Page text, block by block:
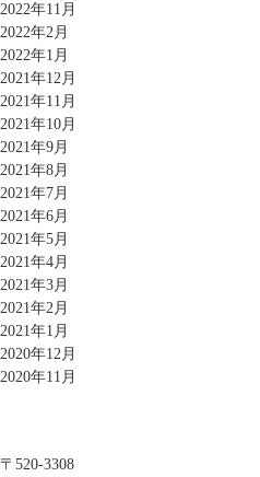
2022年11月
2022年2月
2022年1月
2021年12月
2021年11月
2021年10月
2021年9月
2021年8月
2021年7月
2021年6月
2021年5月
2021年4月
2021年3月
2021年2月
2021年1月
2020年12月
2020年11月
〒520-3308